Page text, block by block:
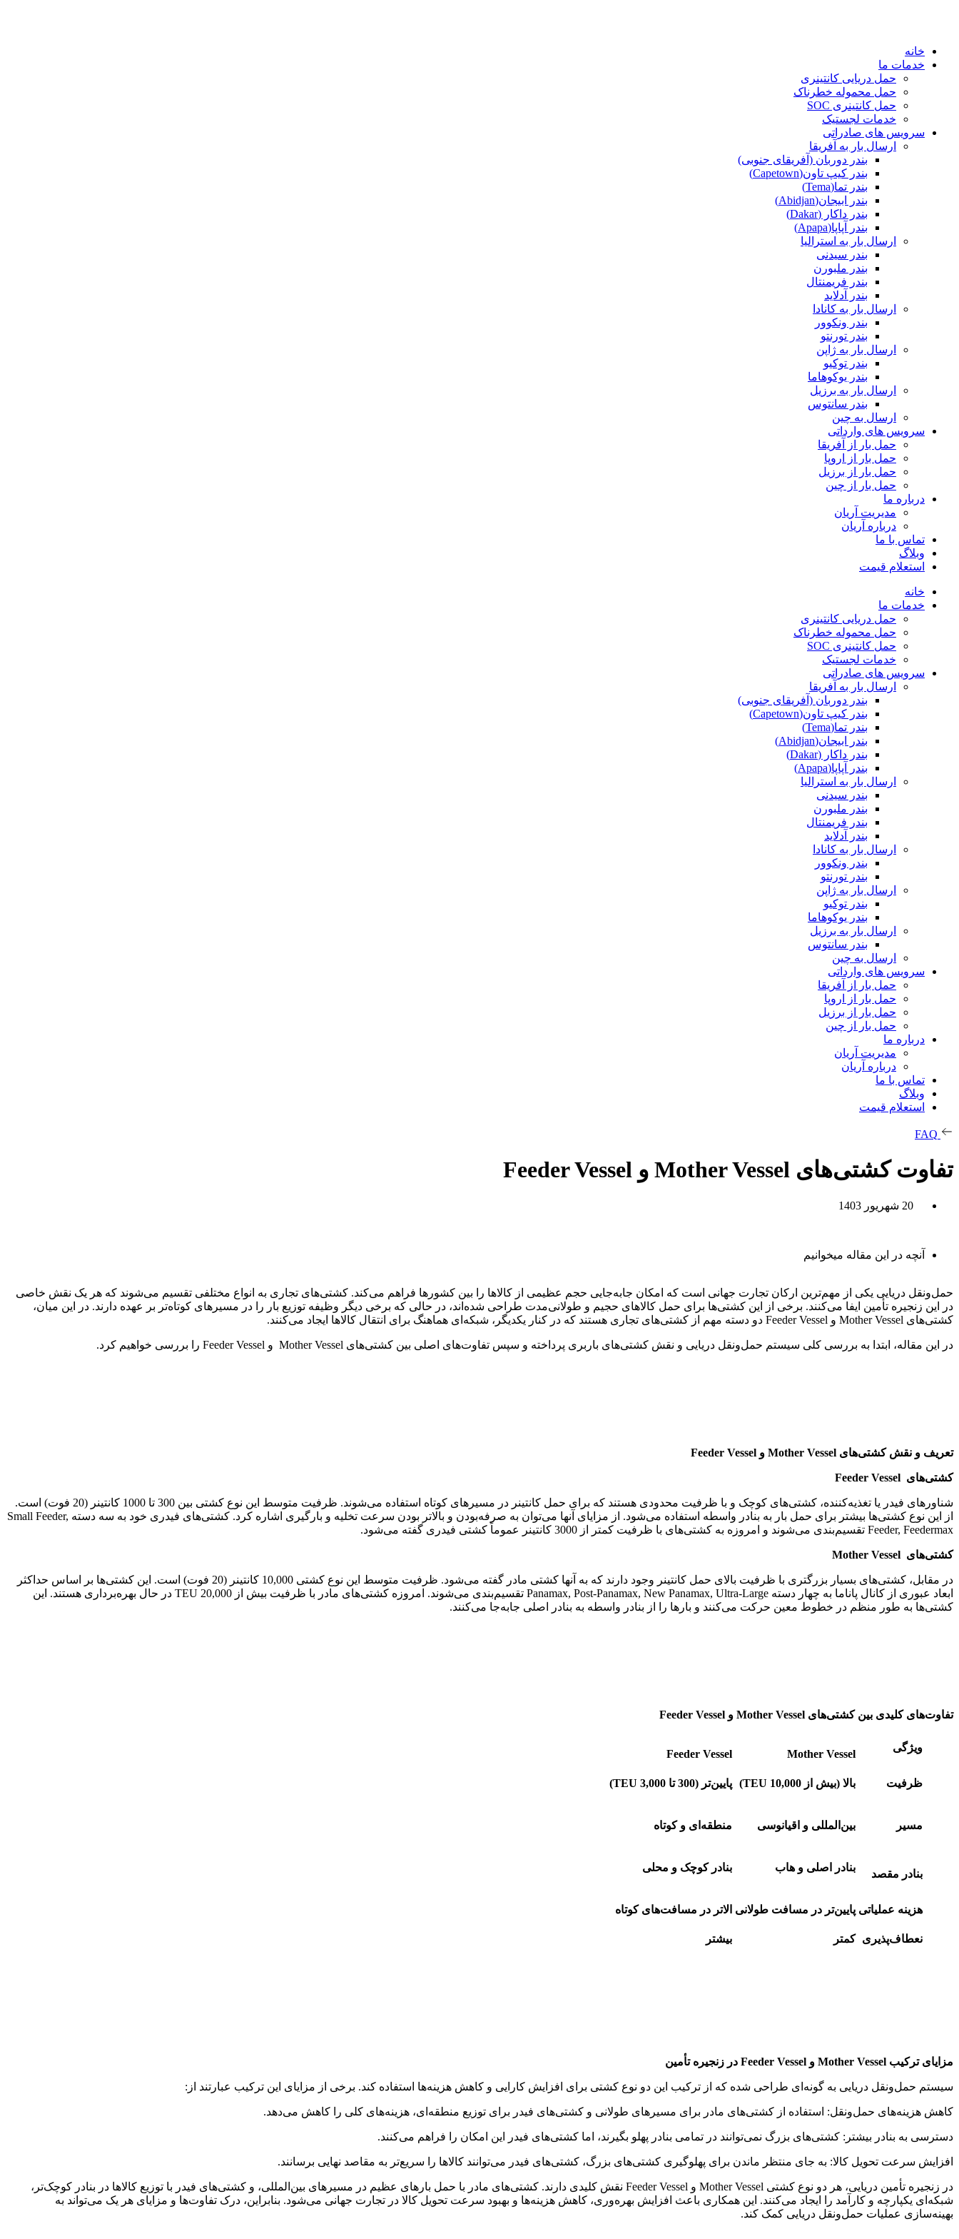
خانه
خدمات ما
حمل دریایی کانتینری
حمل محموله خطرناک
حمل کانتینری SOC
خدمات لجستیک
سرویس های صادراتی
ارسال بار به آفریقا
بندر دوربان (آفریقای جنوبی)
بندر کیپ تاون(Capetown)
بندر تما(Tema)
بندر ابیجان(Abidjan)
بندر داکار (Dakar)
بندر آپاپا(Apapa)
ارسال بار به استرالیا
بندر سیدنی
بندر ملبورن
بندر فریمنتال
بندر آدلاید
ارسال بار به کانادا
بندر ونکوور
بندر تورنتو
ارسال بار به ژاپن
بندر توکیو
بندر یوکوهاما
ارسال بار به برزیل
بندر سانتوس
ارسال به چین
سرویس های وارداتی
حمل بار از آفریقا
حمل بار از اروپا
حمل بار از برزیل
حمل بار از چین
درباره ما
مدیریت آریان
درباره آریان
تماس با ما
وبلاگ
استعلام قیمت
خانه
خدمات ما
حمل دریایی کانتینری
حمل محموله خطرناک
حمل کانتینری SOC
خدمات لجستیک
سرویس های صادراتی
ارسال بار به آفریقا
بندر دوربان (آفریقای جنوبی)
بندر کیپ تاون(Capetown)
بندر تما(Tema)
بندر ابیجان(Abidjan)
بندر داکار (Dakar)
بندر آپاپا(Apapa)
ارسال بار به استرالیا
بندر سیدنی
بندر ملبورن
بندر فریمنتال
بندر آدلاید
ارسال بار به کانادا
بندر ونکوور
بندر تورنتو
ارسال بار به ژاپن
بندر توکیو
بندر یوکوهاما
ارسال بار به برزیل
بندر سانتوس
ارسال به چین
سرویس های وارداتی
حمل بار از آفریقا
حمل بار از اروپا
حمل بار از برزیل
حمل بار از چین
درباره ما
مدیریت آریان
درباره آریان
تماس با ما
وبلاگ
استعلام قیمت
FAQ
تفاوت کشتی‌های Mother Vessel و Feeder Vessel
20 شهریور 1403
آنچه در این مقاله میخوانیم
حمل‌ونقل دریایی یکی از مهم‌ترین ارکان تجارت جهانی است که امکان جابه‌جایی حجم عظیمی از کالاها را بین کشورها فراهم می‌کند. کشتی‌های تجاری به انواع مختلفی تقسیم می‌شوند که هر یک نقش خاصی
در این زنجیره تأمین ایفا می‌کنند. برخی از این کشتی‌ها برای حمل کالاهای حجیم و طولانی‌مدت طراحی شده‌اند، در حالی که برخی دیگر وظیفه توزیع بار را در مسیرهای کوتاه‌تر بر عهده دارند. در این میان،
کشتی‌های Mother Vessel و Feeder Vessel دو دسته مهم از کشتی‌های تجاری هستند که در کنار یکدیگر، شبکه‌ای هماهنگ برای انتقال کالاها ایجاد می‌کنند.
در این مقاله، ابتدا به بررسی کلی سیستم حمل‌ونقل دریایی و نقش کشتی‌های باربری پرداخته و سپس تفاوت‌های اصلی بین کشتی‌های Mother Vessel و Feeder Vessel را بررسی خواهیم کرد.
تعریف و نقش کشتی‌های و
کشتی‌های Feeder Vessel
شناورهای فیدر یا تغذیه‌کننده، کشتی‌های کوچک و با ظرفیت محدودی هستند که برای حمل کانتینر در مسیرهای کوتاه استفاده می‌شوند. ظرفیت متوسط این نوع کشتی بین 300 تا 1000 کانتینر (20 فوت) است.
از این نوع کشتی‌ها بیشتر برای حمل بار به بنادر واسطه استفاده می‌شود. از مزایای آنها می‌توان به صرفه‌بودن و بالاتر بودن سرعت تخلیه و بارگیری اشاره کرد. کشتی‌های فیدری خود به سه دسته Small Feeder,
Feeder, Feedermax تقسیم‌بندی می‌شوند و امروزه به کشتی‌های با ظرفیت کمتر از 3000 کانتینر عموماً کشتی فیدری گفته می‌شود.
کشتی‌های Mother Vessel
در مقابل، کشتی‌های بسیار بزرگتری با ظرفیت بالای حمل کانتینر وجود دارند که به آنها کشتی مادر گفته می‌شود. ظرفیت متوسط این نوع کشتی 10,000 کانتینر (20 فوت) است. این کشتی‌ها بر اساس حداکثر
ابعاد عبوری از کانال پاناما به چهار دسته Panamax, Post-Panamax, New Panamax, Ultra-Large تقسیم‌بندی می‌شوند. امروزه کشتی‌های مادر با ظرفیت بیش از 20,000 TEU در حال بهره‌برداری هستند. این
کشتی‌ها به طور منظم در خطوط معین حرکت می‌کنند و بارها را از بنادر واسطه به بنادر اصلی جابه‌جا می‌کنند.
تفاوت‌های کلیدی بین کشتی‌های Mother Vessel و Feeder Vessel
ویژگی
Mother Vessel
Feeder Vessel
ظرفیت بالا (بیش از 10,000 TEU) پایین‌تر (300 تا 3,000 TEU)
مسیر بین‌المللی و اقیانوسی منطقه‌ای و کوتاه
بنادر مقصد
بنادر اصلی و هاب بنادر کوچک و محلی
هزینه عملیاتی پایین‌تر در مسافت طولانی الاتر در مسافت‌های کوتاه
نعطاف‌پذیری کمتر بیشتر
مزایای ترکیب و در زنجیره تأمین
سیستم حمل‌ونقل دریایی به گونه‌ای طراحی شده که از ترکیب این دو نوع کشتی برای افزایش کارایی و کاهش هزینه‌ها استفاده کند. برخی از مزایای این ترکیب عبارتند از:
کاهش هزینه‌های حمل‌ونقل: استفاده از کشتی‌های مادر برای مسیرهای طولانی و کشتی‌های فیدر برای توزیع منطقه‌ای، هزینه‌های کلی را کاهش می‌دهد.
دسترسی به بنادر بیشتر: کشتی‌های بزرگ نمی‌توانند در تمامی بنادر پهلو بگیرند، اما کشتی‌های فیدر این امکان را فراهم می‌کنند.
افزایش سرعت تحویل کالا: به جای منتظر ماندن برای پهلوگیری کشتی‌های بزرگ، کشتی‌های فیدر می‌توانند کالاها را سریع‌تر به مقاصد نهایی برسانند.
در زنجیره تأمین دریایی، هر دو نوع کشتی Mother Vessel و Feeder Vessel نقش کلیدی دارند. کشتی‌های مادر با حمل بارهای عظیم در مسیرهای بین‌المللی، و کشتی‌های فیدر با توزیع کالاها در بنادر کوچک‌تر،
شبکه‌ای یکپارچه و کارآمد را ایجاد می‌کنند. این همکاری باعث افزایش بهره‌وری، کاهش هزینه‌ها و بهبود سرعت تحویل کالا در تجارت جهانی می‌شود. بنابراین، درک تفاوت‌ها و مزایای هر یک می‌تواند به
بهینه‌سازی عملیات حمل‌ونقل دریایی کمک کند.